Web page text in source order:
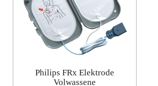
Philips FRx Elektrode
Volwassene